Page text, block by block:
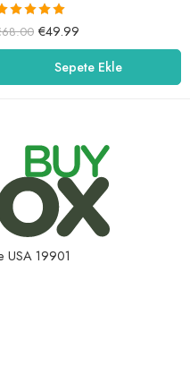
üzerinden
oy aldı
68.00 €49.99
Sepete Ekle
USA 19901